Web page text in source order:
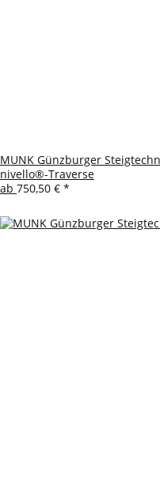
MUNK Günzburger
nivello®-Traverse
ab 750,50 € *